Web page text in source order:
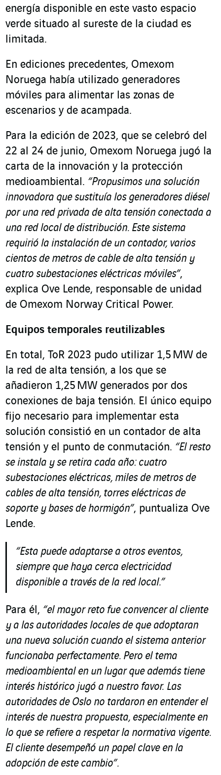
energía disponible en este vasto espacio
verde situado al sureste de la ciudad es
limitada.
En ediciones precedentes, Omexom
Noruega había utilizado generadores
móviles para alimentar las zonas de
escenarios y de acampada.
Para la edición de 2023, que se celebró del
22 al 24 de junio, Omexom Noruega jugó la
carta de la innovación y la protección
medioambiental. “Propusimos una solución
innovadora que sustituía los generadores diésel
por una red privada de alta tensión conectada a
una red local de distribución. Este sistema
requirió la instalación de un contador, varios
cientos de metros de cable de alta tensión y
cuatro subestaciones eléctricas móviles”,
explica Ove Lende, responsable de unidad
de Omexom Norway Critical Power.
Equipos temporales reutilizables
En total, ToR 2023 pudo utilizar 1,5 MW de
la red de alta tensión, a los que se
añadieron 1,25 MW generados por dos
conexiones de baja tensión. El único equipo
fijo necesario para implementar esta
solución consistió en un contador de alta
tensión y el punto de conmutación. “El resto
se instala y se retira cada año: cuatro
subestaciones eléctricas, miles de metros de
cables de alta tensión, torres eléctricas de
soporte y bases de hormigón”, puntualiza Ove
Lende.
“Esta puede adaptarse a otros eventos,
siempre que haya cerca electricidad
disponible a través de la red local.”
Para él, “el mayor reto fue convencer al cliente
y a las autoridades locales de que adoptaran
una nueva solución cuando el sistema anterior
funcionaba perfectamente. Pero el tema
medioambiental en un lugar que además tiene
interés histórico jugó a nuestro favor. Las
autoridades de Oslo no tardaron en entender el
interés de nuestra propuesta, especialmente en
lo que se refiere a respetar la normativa vigente.
El cliente desempeñó un papel clave en la
adopción de este cambio”.